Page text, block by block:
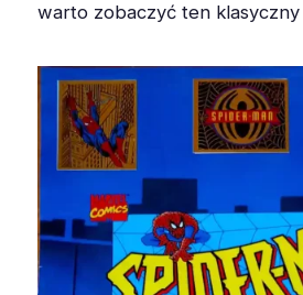
warto zobaczyć ten klasyczny